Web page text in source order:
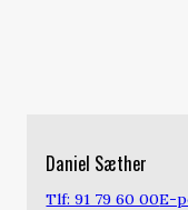
Daniel Sæther
Tlf: 91 79 60 00E-